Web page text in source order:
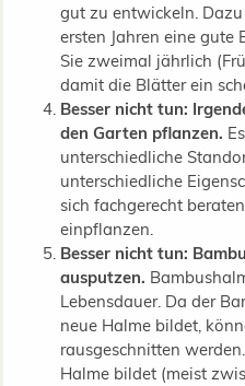
gut zu entwickeln.
ersten Jahren eine gute
Sie zweimal jährlich
damit die Blätter ein
Besser nicht tun:
den Garten pflanzen.
unterschiedliche
unterschiedliche
sich fachgerecht
einpflanzen.
Besser nicht tun:
ausputzen.
Lebensdauer. Da der
neue Halme bildet,
rausgeschnitten
Halme bildet (meist